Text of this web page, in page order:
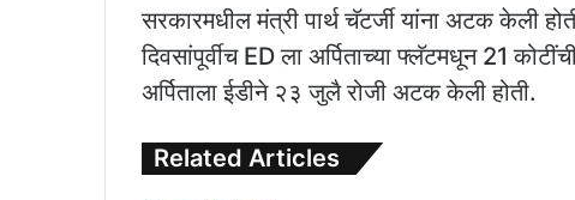
सरकारमधील मंत्री पार्थ चॅटर्जी यांना अटक केली
दिवसांपूर्वीच ED ला अर्पिताच्या फ्लॅटमधून 21
अर्पिताला ईडीने २३ जुलै रोजी अटक केली होती.
Related Articles